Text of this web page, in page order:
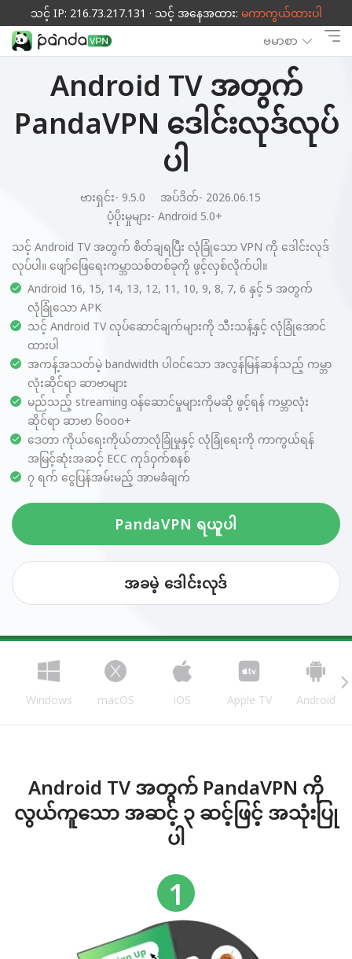
သင့် IP: 216.73.217.131 · သင့် အနေအထား: မကာကွယ်ထားပါ
ဗမာစာ
Android TV အတွက်
PandaVPN ဒေါင်းလုဒ်လုပ်
ပါ
ဗားရှင်း- 9.5.0
အပ်ဒိတ်- 2026.06.15
ပံ့ပိုးမှုများ- Android 5.0+
သင့် Android TV အတွက် စိတ်ချရပြီး လုံခြုံသော VPN ကို ဒေါင်းလုဒ်
လုပ်ပါ။ ဖျော်ဖြေရေးကမ္ဘာသစ်တစ်ခုကို ဖွင့်လှစ်လိုက်ပါ။
Android 16, 15, 14, 13, 12, 11, 10, 9, 8, 7, 6 နှင့် 5 အတွက်
လုံခြုံသော APK
သင့် Android TV လုပ်ဆောင်ချက်များကို သီးသန့်နှင့် လုံခြုံအောင်
ထားပါ
အကန့်အသတ်မဲ့ bandwidth ပါဝင်သော အလွန်မြန်ဆန်သည့် ကမ္ဘာ
လုံးဆိုင်ရာ ဆာဗာများ
မည်သည့် streaming ဝန်ဆောင်မှုများကိုမဆို ဖွင့်ရန် ကမ္ဘာလုံး
ဆိုင်ရာ ဆာဗာ ၆၀၀၀+
ဒေတာ ကိုယ်ရေးကိုယ်တာလုံခြုံမှုနှင့် လုံခြုံရေးကို ကာကွယ်ရန်
အမြင့်ဆုံးအဆင့် ECC ကုဒ်ဝှက်စနစ်
၇ ရက် ငွေပြန်အမ်းမည့် အာမခံချက်
PandaVPN ရယူပါ
အခမဲ့ ဒေါင်းလုဒ်
Windows macOS iOS Apple TV Android
Android TV အတွက် PandaVPN ကို
လွယ်ကူသော အဆင့် ၃ ဆင့်ဖြင့် အသုံးပြု
ပါ